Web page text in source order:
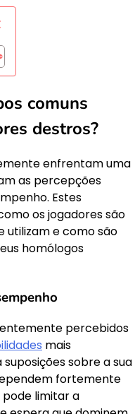
comuns
destros?
enfrentam uma
as percepções
Estes
os jogadores são
utilizam e como são
homólogos
percebidos
mais
sobre a sua
fortemente
pode limitar a